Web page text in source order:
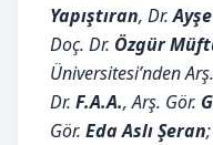
Yapıştıran, Dr.
Doç. Dr. Özgür
Üniversitesi’nden
Dr. F.A.A., Arş. Gör.
Gör. Eda Aslı Şeran